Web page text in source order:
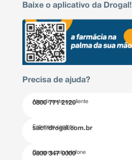
Baixe o aplicativo da Drogal!
Precisa de ajuda?
Atendimento ao cliente
0800 771 2120
Entre em contato
sac@drogal.com.br
Compre pelo telefone
0800 347 0000